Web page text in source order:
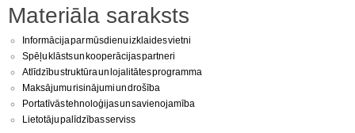
Materiāla saraksts
Informācija par mūsdienu izklaides vietni
Spēļu klāsts un kooperācijas partneri
Atlīdzību struktūra un lojalitātes programma
Maksājumu risinājumi un drošība
Portatīvās tehnoloģijas un savienojamība
Lietotāju palīdzības serviss